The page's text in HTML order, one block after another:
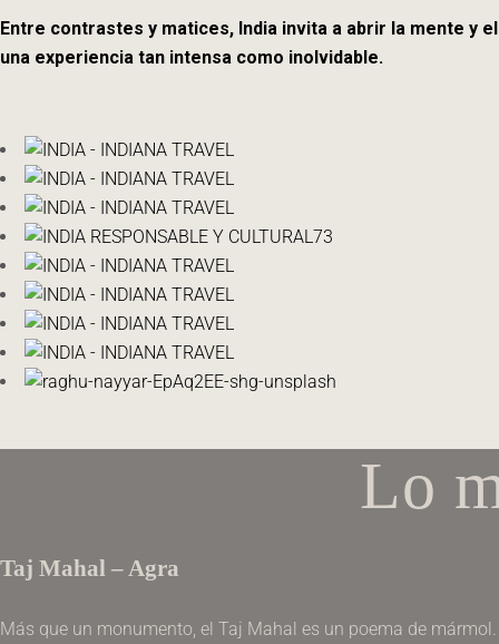
Entre contrastes y matices, India invita a abrir la mente y
una experiencia tan intensa como inolvidable.
Lo
Taj Mahal – Agra
Más que un monumento, el Taj Mahal es un poema de